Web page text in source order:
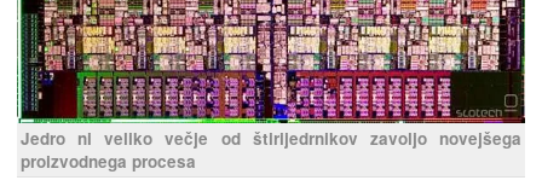
Jedro ni veliko večje od štirijedrnikov zavoljo novejšega
proizvodnega procesa